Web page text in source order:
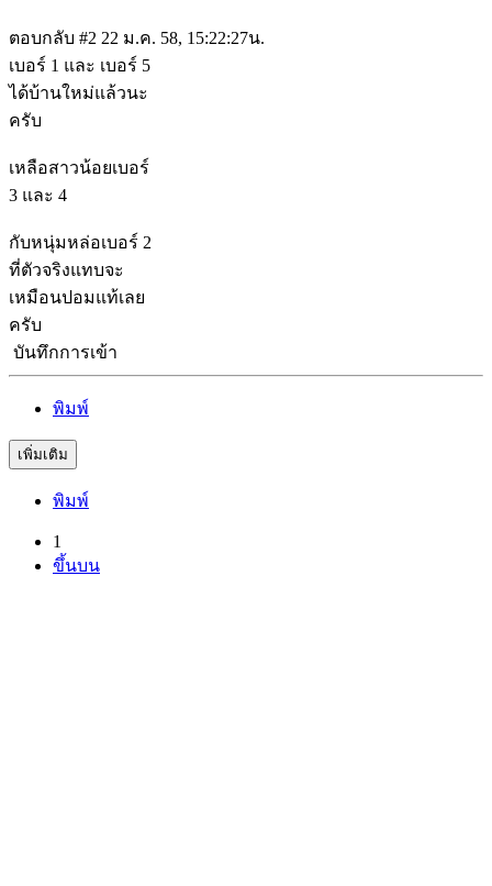
ตอบกลับ #2 22 ม.ค. 58, 15:22:27น.
เบอร์ 1 และ เบอร์ 5
ได้บ้านใหม่แล้วนะ
ครับ
เหลือสาวน้อยเบอร์
3 และ 4
กับหนุ่มหล่อเบอร์ 2
ที่ตัวจริงแทบจะ
เหมือนปอมแท้เลย
ครับ
บันทึกการเข้า
พิมพ์
เพิ่มเติม
พิมพ์
1
ขึ้นบน